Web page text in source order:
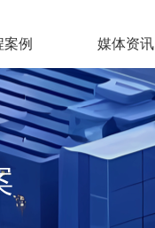
案例 媒体资讯